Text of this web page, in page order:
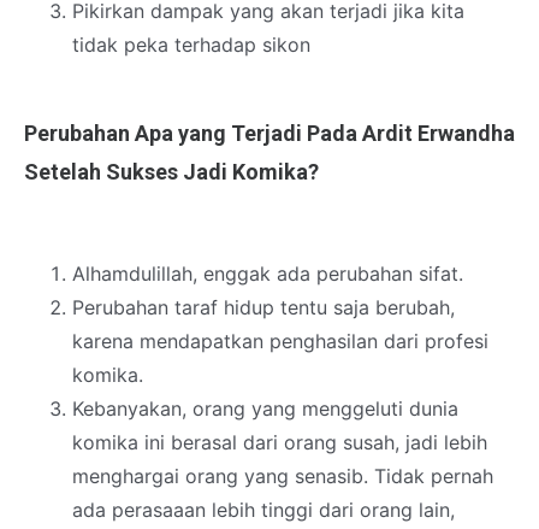
Pikirkan dampak yang akan terjadi jika kita
tidak peka terhadap sikon
Perubahan Apa yang Terjadi Pada Ardit Erwandha
Setelah Sukses Jadi Komika?
Alhamdulillah, enggak ada perubahan sifat.
Perubahan taraf hidup tentu saja berubah,
karena mendapatkan penghasilan dari profesi
komika.
Kebanyakan, orang yang menggeluti dunia
komika ini berasal dari orang susah, jadi lebih
menghargai orang yang senasib. Tidak pernah
ada perasaaan lebih tinggi dari orang lain,